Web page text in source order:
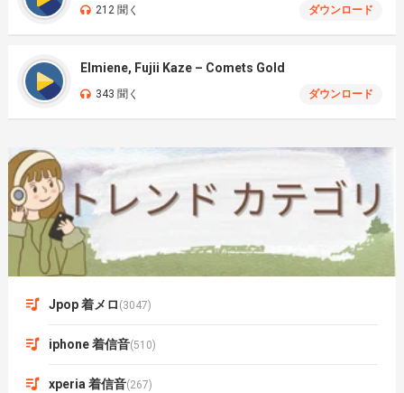
212 聞く ダウンロード
Elmiene, Fujii Kaze – Comets Gold
343 聞く ダウンロード
Jpop 着メロ (3047)
iphone 着信音(510)
xperia 着信音(267)